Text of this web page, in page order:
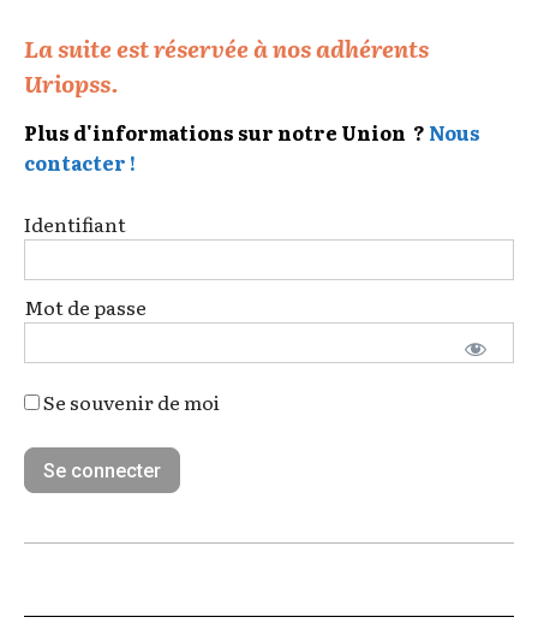
La suite est réservée à nos adhérents
Uriopss.
Plus d'informations sur notre Union ? Nous
contacter !
Identifiant
Mot de passe
Se souvenir de moi